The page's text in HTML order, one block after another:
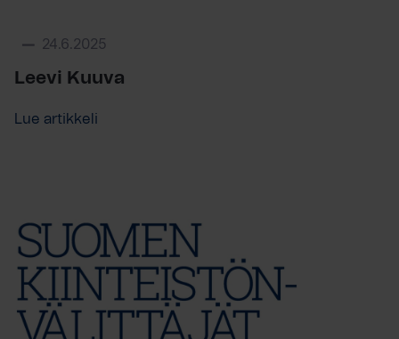
24.6.2025
Leevi Kuuva
Lue artikkeli